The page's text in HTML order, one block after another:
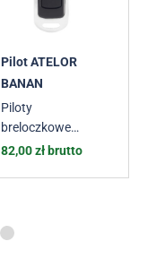
Pilot ATELOR
BANAN
Piloty
breloczkowe
ATELOR
82,00zł brutto